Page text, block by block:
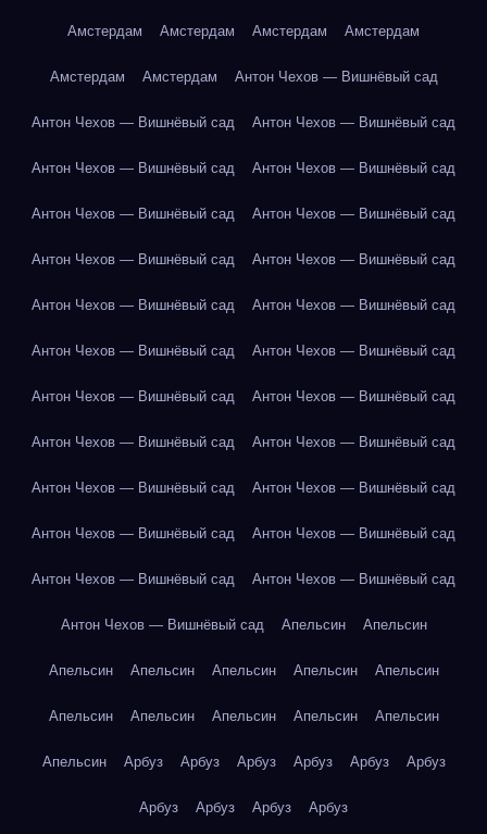
Амстердам Амстердам Амстердам Амстердам
Амстердам Амстердам Антон Чехов — Вишнёвый сад
Антон Чехов — Вишнёвый сад Антон Чехов — Вишнёвый сад
Антон Чехов — Вишнёвый сад Антон Чехов — Вишнёвый сад
Антон Чехов — Вишнёвый сад Антон Чехов — Вишнёвый сад
Антон Чехов — Вишнёвый сад Антон Чехов — Вишнёвый сад
Антон Чехов — Вишнёвый сад Антон Чехов — Вишнёвый сад
Антон Чехов — Вишнёвый сад Антон Чехов — Вишнёвый сад
Антон Чехов — Вишнёвый сад Антон Чехов — Вишнёвый сад
Антон Чехов — Вишнёвый сад Антон Чехов — Вишнёвый сад
Антон Чехов — Вишнёвый сад Антон Чехов — Вишнёвый сад
Антон Чехов — Вишнёвый сад Антон Чехов — Вишнёвый сад
Антон Чехов — Вишнёвый сад Антон Чехов — Вишнёвый сад
Антон Чехов — Вишнёвый сад Апельсин Апельсин
Апельсин Апельсин Апельсин Апельсин Апельсин
Апельсин Апельсин Апельсин Апельсин Апельсин
Апельсин Арбуз Арбуз Арбуз Арбуз Арбуз Арбуз
Арбуз Арбуз Арбуз Арбуз